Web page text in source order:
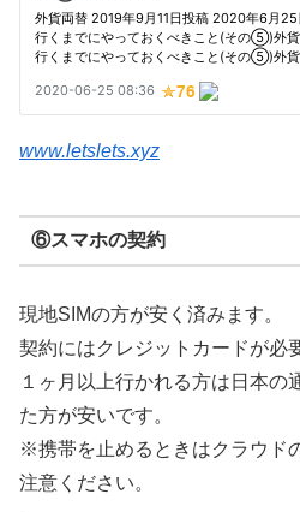
www.letslets.xyz
⑥スマホの契約
現地SIMの方が安く済みます。
契約にはクレジットカードが必
１ヶ月以上行かれる方は日本の
た方が安いです。
※携帯を止めるときはクラウド
注意ください。